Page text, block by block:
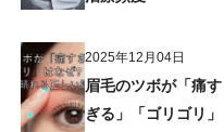
2025年12月04日
眉毛のツボが「痛す
ぎる」「ゴリゴリ」